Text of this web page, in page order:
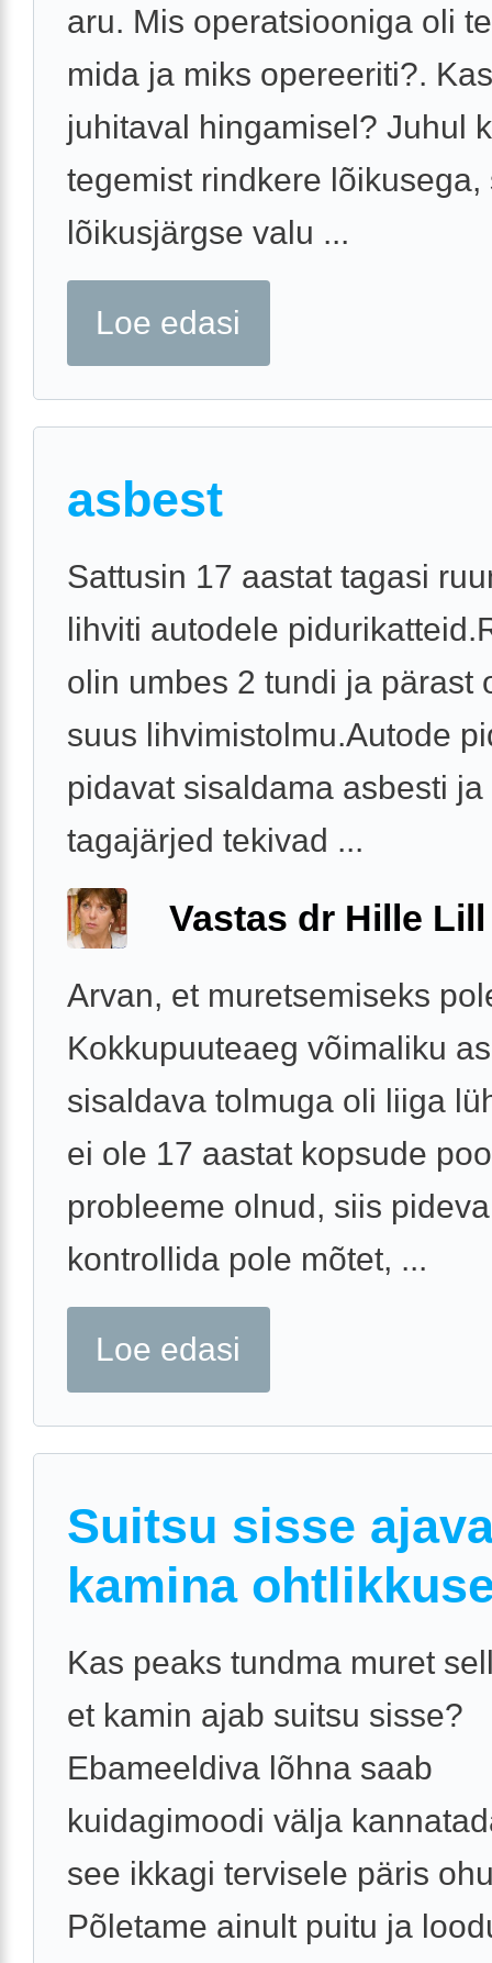
aru. Mis operatsiooniga oli
mida ja miks opereeriti?.
juhitaval hingamisel? Juhul
tegemist rindkere lõikusega,
lõikusjärgse valu ...
Loe edasi
asbest
Sattusin 17 aastat tagasi
lihviti autodele
olin umbes 2 tundi ja pärast
suus lihvimistolmu.Autode
pidavat sisaldama asbesti ja
tagajärjed tekivad ...
Vastas dr Hille Lill
Arvan, et muretsemiseks
Kokkupuuteaeg võimaliku
sisaldava tolmuga oli liiga
ei ole 17 aastat kopsude
probleeme olnud, siis
kontrollida pole mõtet, ...
Loe edasi
Suitsu sisse
kamina
Kas peaks tundma muret
et kamin ajab suitsu sisse?
Ebameeldiva lõhna saab
kuidagimoodi välja
see ikkagi tervisele päris
Põletame ainult puitu ja